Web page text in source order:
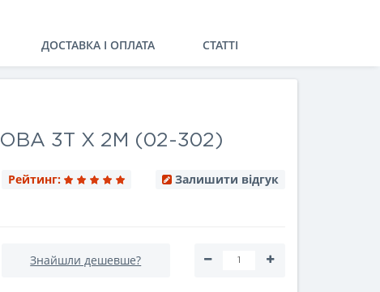
ДОСТАВКА І ОПЛАТА СТАТТІ
3Т Х 2М (02-302)
Рейтинг: Залишити відгук
Знайшли дешевше?